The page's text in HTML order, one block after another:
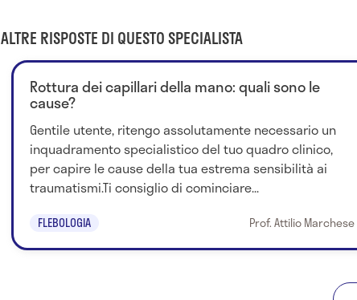
ALTRE RISPOSTE DI QUESTO SPECIALISTA
Rottura dei capillari della mano: quali sono le
cause?
Gentile utente, ritengo assolutamente necessario un
inquadramento specialistico del tuo quadro clinico,
per capire le cause della tua estrema sensibilità ai
traumatismi.Ti consiglio di cominciare...
FLEBOLOGIA Prof. Attilio Marchese